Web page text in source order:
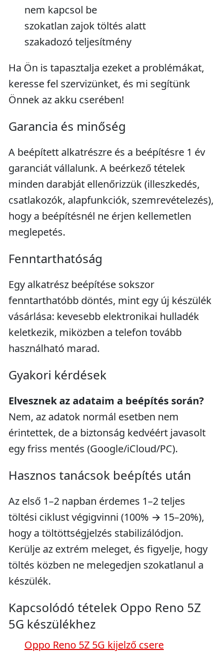
nem kapcsol be
szokatlan zajok töltés alatt
szakadozó teljesítmény
Ha Ön is tapasztalja ezeket a problémákat,
keresse fel szervizünket, és mi segítünk
Önnek az akku cserében!
Garancia és minőség
A beépített alkatrészre és a beépítésre 1 év
garanciát vállalunk. A beérkező tételek
minden darabját ellenőrizzük (illeszkedés,
csatlakozók, alapfunkciók, szemrevételezés),
hogy a beépítésnél ne érjen kellemetlen
meglepetés.
Fenntarthatóság
Egy alkatrész beépítése sokszor
fenntarthatóbb döntés, mint egy új készülék
vásárlása: kevesebb elektronikai hulladék
keletkezik, miközben a telefon tovább
használható marad.
Gyakori kérdések
Elvesznek az adataim a beépítés során?
Nem, az adatok normál esetben nem
érintettek, de a biztonság kedvéért javasolt
egy friss mentés (Google/iCloud/PC).
Hasznos tanácsok beépítés után
Az első 1–2 napban érdemes 1–2 teljes
töltési ciklust végigvinni (100% → 15–20%),
hogy a töltöttségjelzés stabilizálódjon.
Kerülje az extrém meleget, és figyelje, hogy
töltés közben ne melegedjen szokatlanul a
készülék.
Kapcsolódó tételek Oppo Reno 5Z
5G készülékhez
Oppo Reno 5Z 5G kijelző csere